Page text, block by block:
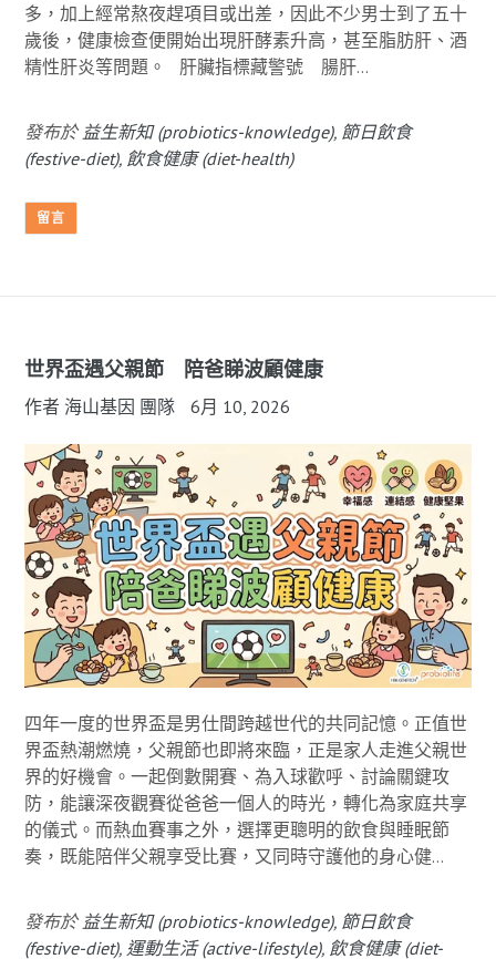
多，加上經常熬夜趕項目或出差，因此不少男士到了五十
歲後，健康檢查便開始出現肝酵素升高，甚至脂肪肝、酒
精性肝炎等問題。 肝臟指標藏警號 腸肝...
發布於 益生新知 (probiotics-knowledge), 節日飲食
(festive-diet), 飲食健康 (diet-health)
留言
世界盃遇父親節 陪爸睇波顧健康
作者 海山基因 團隊 6月 10, 2026
四年一度的世界盃是男仕間跨越世代的共同記憶。正值世
界盃熱潮燃燒，父親節也即將來臨，正是家人走進父親世
界的好機會。一起倒數開賽、為入球歡呼、討論關鍵攻
防，能讓深夜觀賽從爸爸一個人的時光，轉化為家庭共享
的儀式。而熱血賽事之外，選擇更聰明的飲食與睡眠節
奏，既能陪伴父親享受比賽，又同時守護他的身心健...
發布於益生新知 (probiotics-knowledge), 節日飲食
(festive-diet), 運動生活 (active-lifestyle), 飲食健康 (diet-